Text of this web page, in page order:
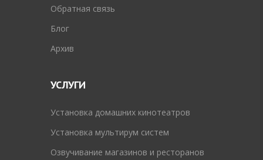
Обратная связь
Блог
Архив
УСЛУГИ
Установка домашних кинотеатров
Установка мультирум систем
Озвучивание магазинов и ресторанов